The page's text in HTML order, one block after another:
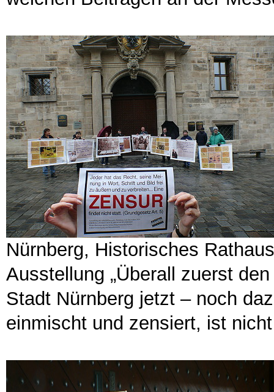
Nürnberg, Historisches
Ausstellung „Überall zuerst
Stadt Nürnberg jetzt – noch
einmischt und zensiert, ist nicht